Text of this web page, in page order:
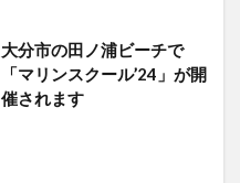
大分市の田ノ浦ビーチで
「マリンスクール’24」が開
催されます